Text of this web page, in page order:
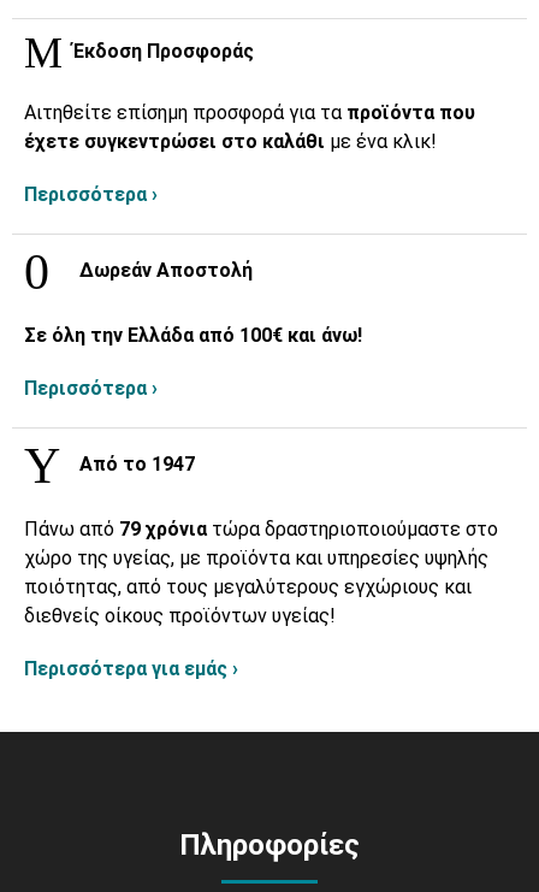
Έκδοση Προσφοράς
Αιτηθείτε επίσημη προσφορά για τα προϊόντα που
έχετε συγκεντρώσει στο καλάθι με ένα κλικ!
Περισσότερα ›
Δωρεάν Αποστολή
Σε όλη την Ελλάδα από 100€ και άνω!
Περισσότερα ›
Από το 1947
Πάνω από 79 χρόνια τώρα δραστηριοποιούμαστε στο
χώρο της υγείας, με προϊόντα και υπηρεσίες υψηλής
ποιότητας, από τους μεγαλύτερους εγχώριους και
διεθνείς οίκους προϊόντων υγείας!
Περισσότερα για εμάς ›
Πληροφορίες